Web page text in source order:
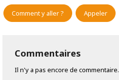
Comment y aller ? Appeler
Commentaires
Il n'y a pas encore de commentaire.